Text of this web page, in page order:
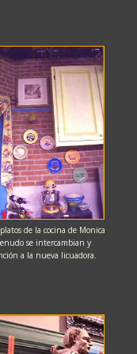
de la cocina de Monica
se intercambian y
a la nueva licuadora.